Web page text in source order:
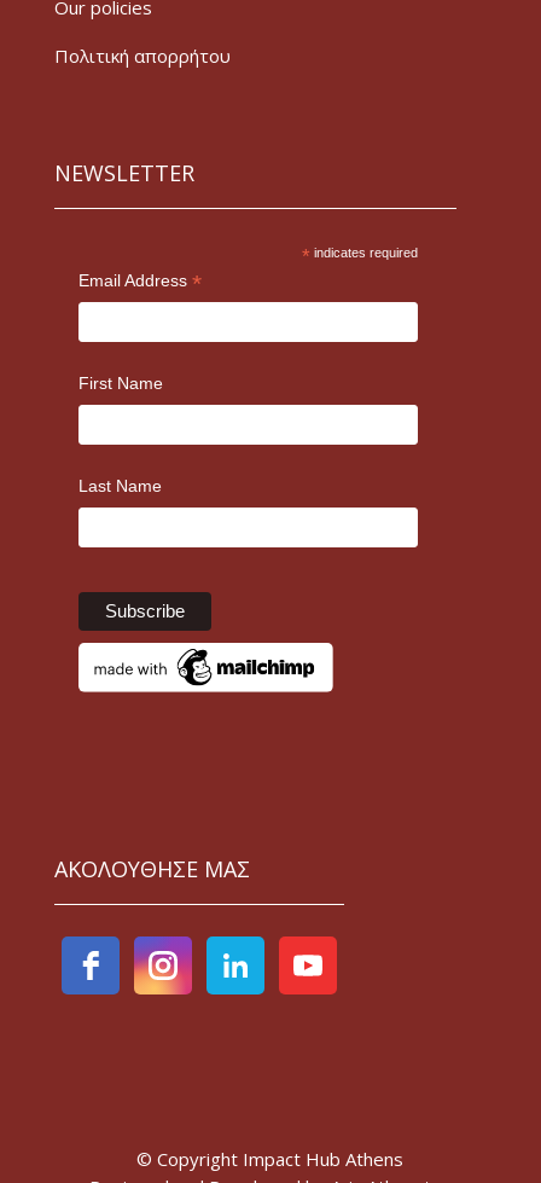
Our policies
Πολιτική απορρήτου
NEWSLETTER
* indicates required
Email Address *
First Name
Last Name
ΑΚΟΛΟΥΘΗΣΕ ΜΑΣ
© Copyright Impact Hub Athens